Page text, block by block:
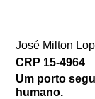
José Milton
CRP 15-4964
Um porto
humano.